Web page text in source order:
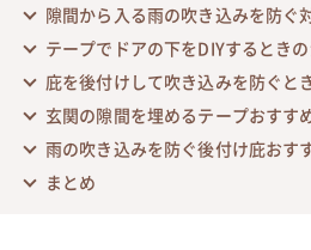
隙間から入る雨の吹き込みを防ぐ
テープでドアの下をDIYするとき
庇を後付けして吹き込みを防ぐと
玄関の隙間を埋めるテープおすす
雨の吹き込みを防ぐ後付け庇おす
まとめ